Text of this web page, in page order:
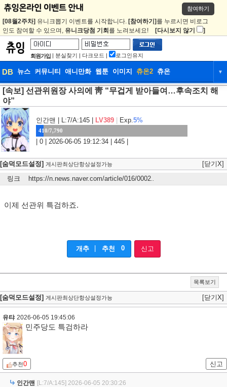
참여하기
[08월2주차] 유니크뽑기 이벤트를 시작합니다. [참여하기] 를 누르시면 비로그
인도 참여할 수 있으며, 유니크당첨 기회 를 노려보세요! [다시보지 않기 ]
회원가입 | 분실찾기 | 다크모드 | 로그인유지
DB 뉴스 커뮤니티 애니만화 웹툰 이미지 츄온2 츄온 ▼
DB 뉴스 커뮤니티 애니만화
웹툰
[속보] 선관위원장 사의에 靑 “무겁게 받아들여…후속조치 해
야”
인간맨 | L:7/A:145 | LV389 Exp.5%
410/7,790
| 0 | 2026-06-05 19:12:34 | 445 |
[숨덕모드설정] 게시판최상단항상설정가능
[닫기X]
링크
https://n.news.naver.com/article/016/0002
이제 선관위 특검하죠.
개추 추천 0 신고
목록보기
[숨덕모드설정] 게시판최상단항상설정가능 [닫기X]
유탸 2026-06-05 19:45:06
민주당도 특검하라
추천0 신고
인간맨 [L:7/A:145] 2026-06-05 20:30:26